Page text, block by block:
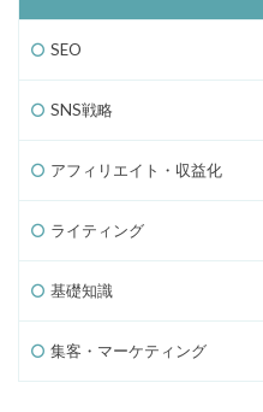
SEO
SNS戦略
アフィリエイト・収益化
ライティング
基礎知識
集客・マーケティング